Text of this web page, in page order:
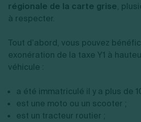
régionale de la carte grise,
à respecter.
Tout d’abord, vous pouvez
exonération de la taxe Y1 à
véhicule :
a été immatriculé il y a plus de
est une moto ou un scooter ;
est un tracteur routier ;